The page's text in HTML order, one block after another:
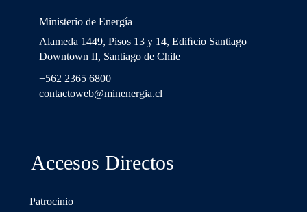
Ministerio de Energía
Alameda 1449, Pisos 13 y 14, Ediﬁcio Santiago
Downtown II, Santiago de Chile
+562 2365 6800
contactoweb@minenergia.cl
Accesos Directos
Patrocinio